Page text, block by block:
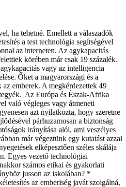
ha tehetné. Emellett a válaszadók
a test technológia segítségével
az interneten. Az agykapacitás
körében már csak 19 százalék.
vagy az intelligencia
Őket a magyarországi és a
emberek. A megkérdezettek 49
Az Európa és Észak-Afrika
való végleges vagy átmeneti
azt nyilatkozta, hogy szeretne
párhuzamosan a biztonság
irányítása alól, ami veszélyes
már végeztünk egy kutatást azzal
elképesztően széles skálája
Egyes vezető technológiai
számos etikai és gyakorlati
jusson az iskolában? *
az emberiség javát szolgálná,